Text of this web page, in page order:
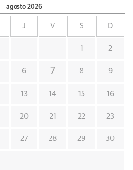
agosto 2026
J V S D
1 2
6 7 8 9
13 14 15 16
20 21 22 23
27 28 29 30